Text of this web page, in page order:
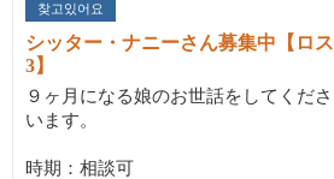
찾고있어요
シッター・ナニーさん募集中【ロ
3】
９ヶ月になる娘のお世話をしてくだ
います。
時期：相談可